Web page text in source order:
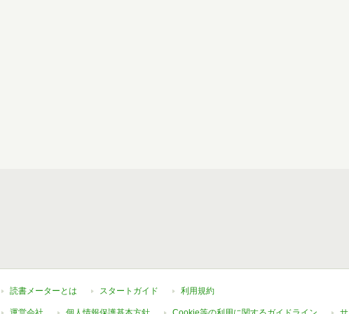
読書メーターとは スタートガイド 利用規約